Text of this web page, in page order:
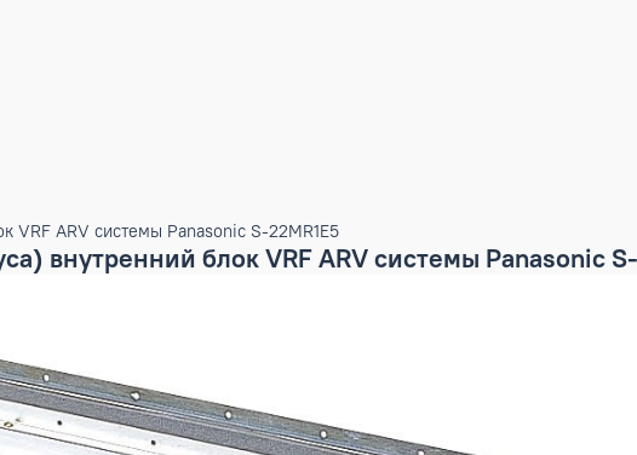
блок VRF ARV системы Panasonic S-22MR1E5
внутренний блок VRF ARV системы